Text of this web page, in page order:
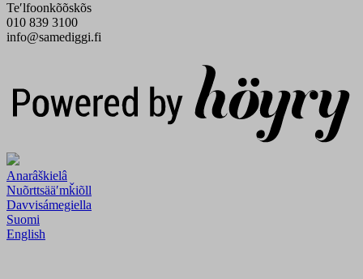
Teʹlfoonkõõskõs
010 839 3100
info@samediggi.fi
Anarâškielâ
Nuõrttsääʹmǩiõll
Davvisámegiella
Suomi
English